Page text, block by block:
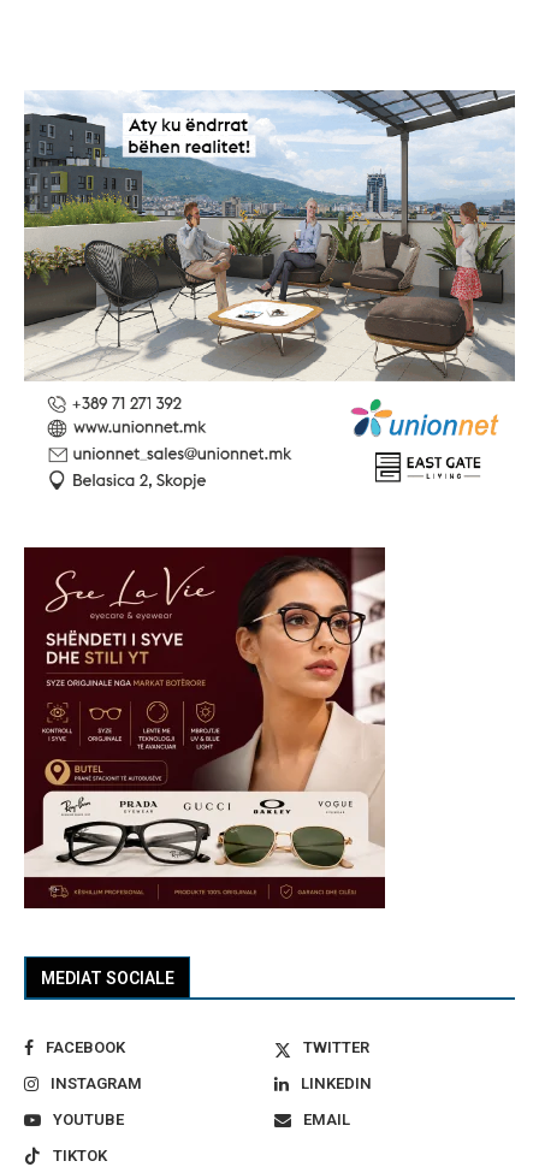
MEDIAT SOCIALE
FACEBOOK
TWITTER
INSTAGRAM
LINKEDIN
YOUTUBE
EMAIL
TIKTOK